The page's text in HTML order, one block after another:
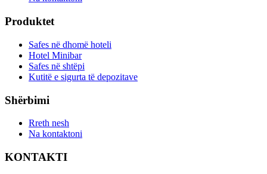
Produktet
Safes në dhomë hoteli
Hotel Minibar
Safes në shtëpi
Kutitë e sigurta të depozitave
Shërbimi
Rreth nesh
Na kontaktoni
KONTAKTI